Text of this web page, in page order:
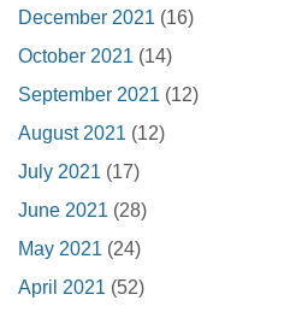
December 2021 (16)
October 2021 (14)
September 2021 (12)
August 2021 (12)
July 2021 (17)
June 2021 (28)
May 2021 (24)
April 2021 (52)